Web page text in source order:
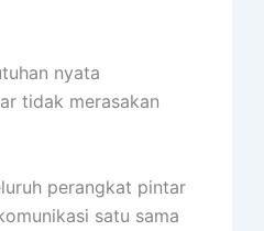
nyata
tidak merasakan
perangkat pintar
satu sama